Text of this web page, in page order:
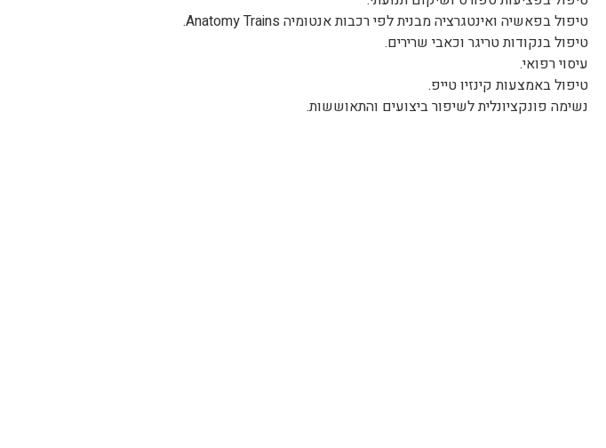
טיפול בפאשיה ואינטגרציה מבנית לפי רכבות אנטומיה Anatomy Trains.
טיפול בנקודות טריגר וכאבי שרירים.
עיסוי רפואי.
טיפול באמצעות קינזיו טייפ.
נשימה פונקציונלית לשיפור ביצועים והתאוששות.